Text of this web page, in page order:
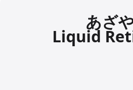
あざ
Liquid